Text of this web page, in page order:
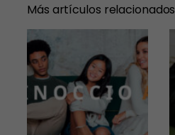
Más artículos relacionados